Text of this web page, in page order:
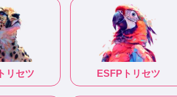
トリセツ ESFP トリセツ